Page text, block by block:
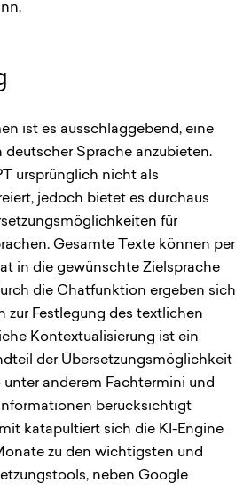
ist es ausschlaggebend, eine
Sprache anzubieten.
ursprünglich nicht als
jedoch bietet es durchaus
für
Gesamte Texte können per
in die gewünschte Zielsprache
die Chatfunktion ergeben sich
zur Festlegung des textlichen
Kontextualisierung ist ein
der Übersetzungsmöglichkeit
unter anderem Fachtermini und
berücksichtigt
katapultiert sich die KI-Engine
zu den wichtigsten und
neben Google